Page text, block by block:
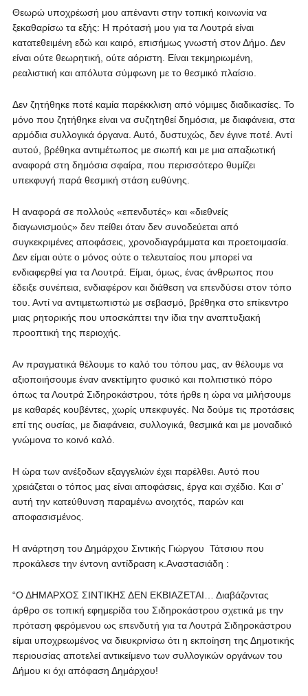
Θεωρώ υποχρέωσή μου απέναντι στην τοπική κοινωνία να
ξεκαθαρίσω τα εξής: Η πρότασή μου για τα Λουτρά είναι
κατατεθειμένη εδώ και καιρό, επισήμως γνωστή στον Δήμο. Δεν
είναι ούτε θεωρητική, ούτε αόριστη. Είναι τεκμηριωμένη,
ρεαλιστική και απόλυτα σύμφωνη με το θεσμικό πλαίσιο.
Δεν ζητήθηκε ποτέ καμία παρέκκλιση από νόμιμες διαδικασίες. Το
μόνο που ζητήθηκε είναι να συζητηθεί δημόσια, με διαφάνεια, στα
αρμόδια συλλογικά όργανα. Αυτό, δυστυχώς, δεν έγινε ποτέ. Αντί
αυτού, βρέθηκα αντιμέτωπος με σιωπή και με μια απαξιωτική
αναφορά στη δημόσια σφαίρα, που περισσότερο θυμίζει
υπεκφυγή παρά θεσμική στάση ευθύνης.
Η αναφορά σε πολλούς «επενδυτές» και «διεθνείς
διαγωνισμούς» δεν πείθει όταν δεν συνοδεύεται από
συγκεκριμένες αποφάσεις, χρονοδιαγράμματα και προετοιμασία.
Δεν είμαι ούτε ο μόνος ούτε ο τελευταίος που μπορεί να
ενδιαφερθεί για τα Λουτρά. Είμαι, όμως, ένας άνθρωπος που
έδειξε συνέπεια, ενδιαφέρον και διάθεση να επενδύσει στον τόπο
του. Αντί να αντιμετωπιστώ με σεβασμό, βρέθηκα στο επίκεντρο
μιας ρητορικής που υποσκάπτει την ίδια την αναπτυξιακή
προοπτική της περιοχής.
Αν πραγματικά θέλουμε το καλό του τόπου μας, αν θέλουμε να
αξιοποιήσουμε έναν ανεκτίμητο φυσικό και πολιτιστικό πόρο
όπως τα Λουτρά Σιδηροκάστρου, τότε ήρθε η ώρα να μιλήσουμε
με καθαρές κουβέντες, χωρίς υπεκφυγές. Να δούμε τις προτάσεις
επί της ουσίας, με διαφάνεια, συλλογικά, θεσμικά και με μοναδικό
γνώμονα το κοινό καλό.
Η ώρα των ανέξοδων εξαγγελιών έχει παρέλθει. Αυτό που
χρειάζεται ο τόπος μας είναι αποφάσεις, έργα και σχέδιο. Και σ’
αυτή την κατεύθυνση παραμένω ανοιχτός, παρών και
αποφασισμένος.
Η ανάρτηση του Δημάρχου Σιντικής Γιώργου Τάτσιου που
προκάλεσε την έντονη αντίδραση κ.Αναστασιάδη :
“Ο ΔΗΜΑΡΧΟΣ ΣΙΝΤΙΚΗΣ ΔΕΝ ΕΚΒΙΑΖΕΤΑΙ… Διαβάζοντας
άρθρο σε τοπική εφημερίδα του Σιδηροκάστρου σχετικά με την
πρόταση φερόμενου ως επενδυτή για τα Λουτρά Σιδηροκάστρου
είμαι υποχρεωμένος να διευκρινίσω ότι η εκποίηση της Δημοτικής
περιουσίας αποτελεί αντικείμενο των συλλογικών οργάνων του
Δήμου κι όχι απόφαση Δημάρχου!